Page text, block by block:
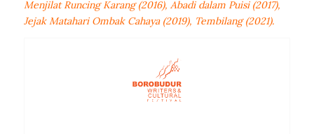
Menjilat Runcing Karang (2016), Abadi dalam Puisi (2017),
Jejak Matahari Ombak Cahaya (2019), Tembilang (2021).